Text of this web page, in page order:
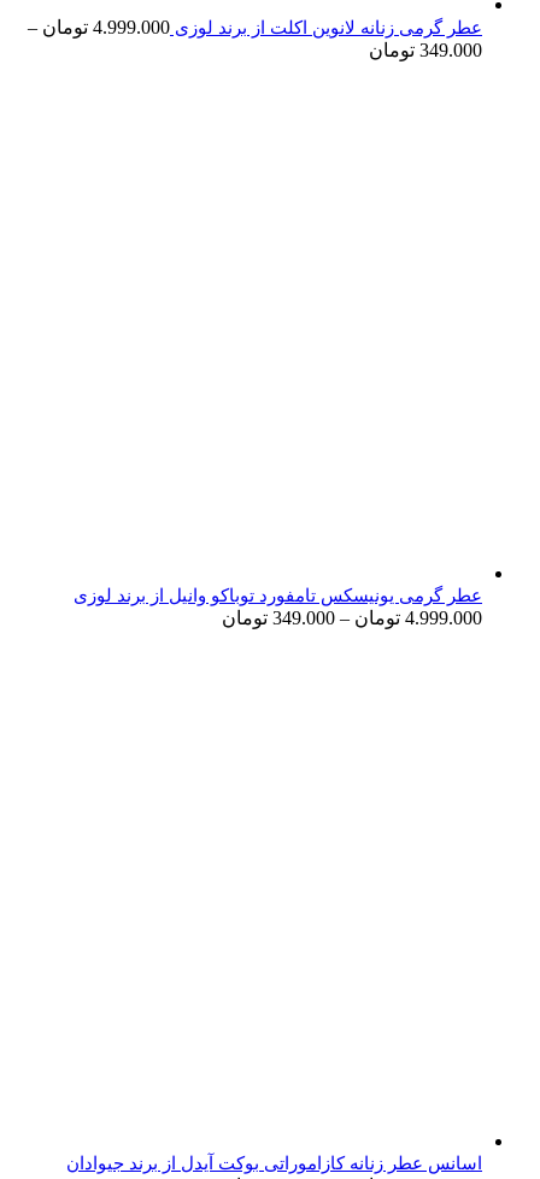
عطر گرمی زنانه لانوین اکلت از برند لوزی 4.999.000 تومان –
349.000 تومان
عطر گرمی یونیسکس تامفورد توباکو وانیل از برند لوزی
4.999.000 تومان –
349.000 تومان
اسانس عطر زنانه کازاموراتی بوکت آیدل از برند جیوادان